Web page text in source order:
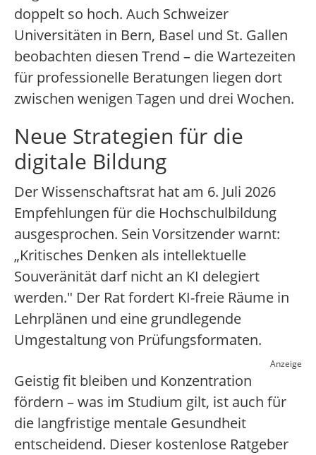
doppelt so hoch. Auch Schweizer
Universitäten in Bern, Basel und St. Gallen
beobachten diesen Trend – die Wartezeiten
für professionelle Beratungen liegen dort
zwischen wenigen Tagen und drei Wochen.
Neue Strategien für die
digitale Bildung
Der Wissenschaftsrat hat am 6. Juli 2026
Empfehlungen für die Hochschulbildung
ausgesprochen. Sein Vorsitzender warnt:
„Kritisches Denken als intellektuelle
Souveränität darf nicht an KI delegiert
werden." Der Rat fordert KI-freie Räume in
Lehrplänen und eine grundlegende
Umgestaltung von Prüfungsformaten.
Anzeige
Geistig fit bleiben und Konzentration
fördern – was im Studium gilt, ist auch für
die langfristige mentale Gesundheit
entscheidend. Dieser kostenlose Ratgeber